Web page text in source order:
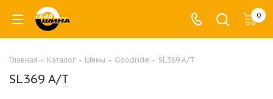
0
Главная - Каталог - Шины - Goodride - SL369 A/T
SL369 A/T